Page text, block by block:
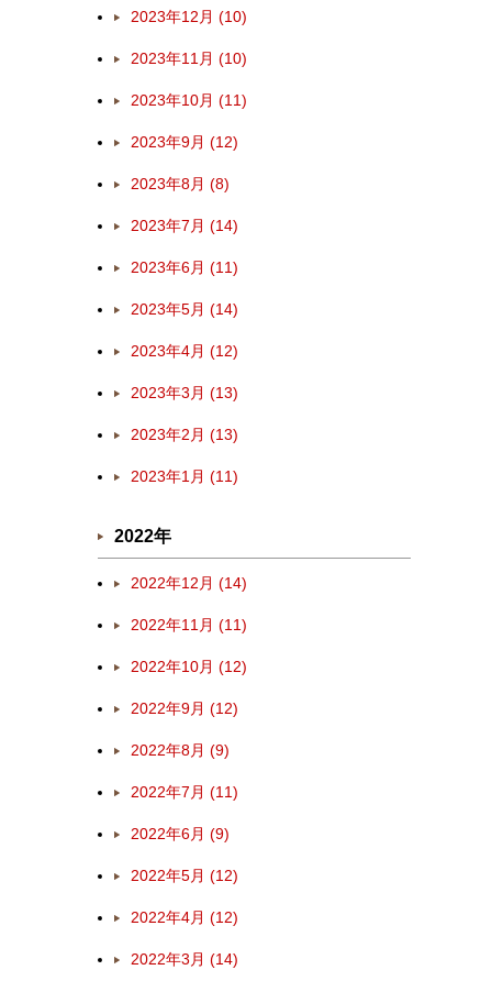
2023年12月 (10)
2023年11月 (10)
2023年10月 (11)
2023年9月 (12)
2023年8月 (8)
2023年7月 (14)
2023年6月 (11)
2023年5月 (14)
2023年4月 (12)
2023年3月 (13)
2023年2月 (13)
2023年1月 (11)
2022年
2022年12月 (14)
2022年11月 (11)
2022年10月 (12)
2022年9月 (12)
2022年8月 (9)
2022年7月 (11)
2022年6月 (9)
2022年5月 (12)
2022年4月 (12)
2022年3月 (14)